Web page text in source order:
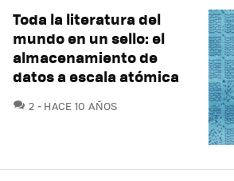
Toda la literatura del
mundo en un sello: el
almacenamiento de
datos a escala atómica
2 COMENTARIOS
HACE 10 AÑOS